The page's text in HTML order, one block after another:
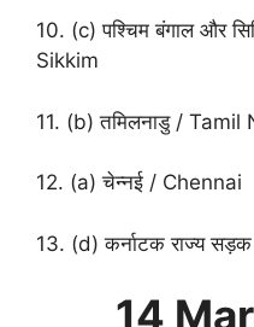
10. (c) पश्चिम बंगाल और
Sikkim
11. (b) तमिलनाडु / Tamil
12. (a) चेन्नई / Chennai
13. (d) कर्नाटक राज्य सड़क
14